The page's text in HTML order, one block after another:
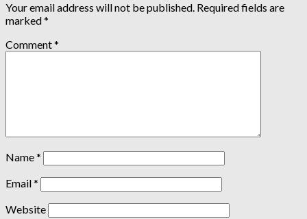
Your email address will not be published. Required fields are
marked*
Comment*
Name*
Email*
Website